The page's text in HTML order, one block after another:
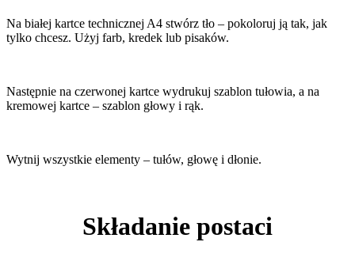
Na białej kartce technicznej A4 stwórz tło – pokoloruj ją tak, jak
tylko chcesz. Użyj farb, kredek lub pisaków.
Następnie na czerwonej kartce wydrukuj szablon tułowia, a na
kremowej kartce – szablon głowy i rąk.
Wytnij wszystkie elementy – tułów, głowę i dłonie.
Składanie postaci